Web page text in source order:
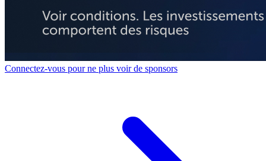
Connectez-vous pour ne plus voir de sponsors